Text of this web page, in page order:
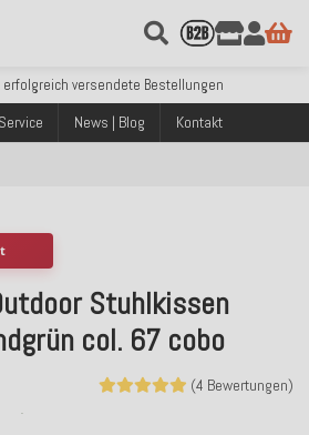
versendete Bestellungen
mit Klarna, PayPal & Amazon Pay
innerhalb Deutschlands ab 99€ Bestellwert
versendete Bestellungen
News | Blog Kontakt
Stuhlkissen
col. 67 cobo
(4 Bewertungen)